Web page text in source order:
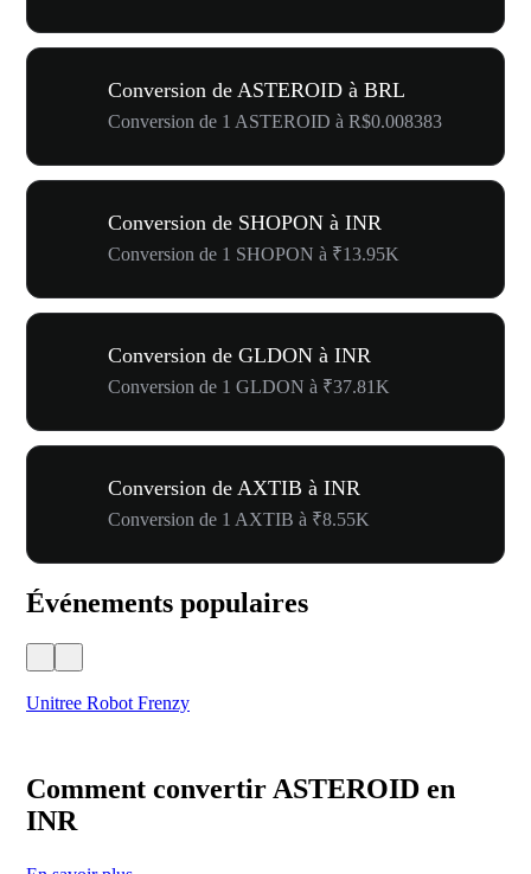
Conversion de ASTEROID à BRL
Conversion de 1 ASTEROID à R$0.008383
Conversion de SHOPON à INR
Conversion de 1 SHOPON à ₹13.95K
Conversion de GLDON à INR
Conversion de 1 GLDON à ₹37.81K
Conversion de AXTIB à INR
Conversion de 1 AXTIB à ₹8.55K
Événements populaires
Unitree Robot Frenzy
Comment convertir ASTEROID en
INR